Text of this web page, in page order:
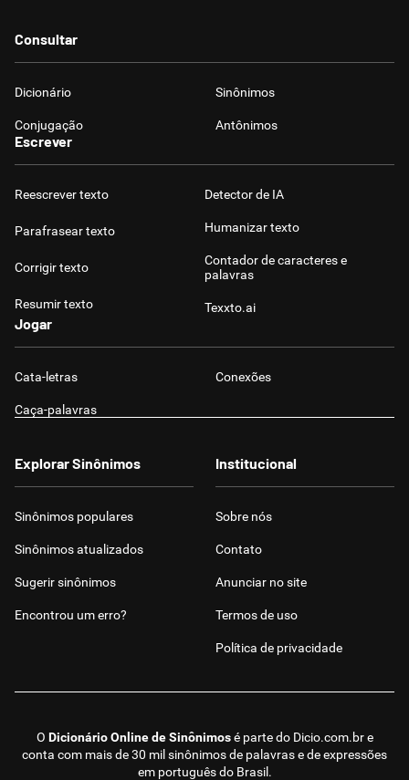
Consultar
Dicionário Sinônimos
Conjugação Antônimos
Escrever
Reescrever texto
Parafrasear texto
Corrigir texto
Resumir texto
Detector de IA
Humanizar texto
Contador de caracteres e
palavras
Texxto.ai
Jogar
Cata-letras Conexões
Caça-palavras
O Dicionário Online de Sinônimosé parte do Dicio.com.bre
conta com mais de 30 mil sinônimos de palavras e de expressões
em português do Brasil.
Explorar Sinônimos
Sinônimos populares
Sinônimos atualizados
Sugerir sinônimos
Encontrou um erro?
Institucional
Sobre nós
Contato
Anunciar no site
Termos de uso
Política de privacidade